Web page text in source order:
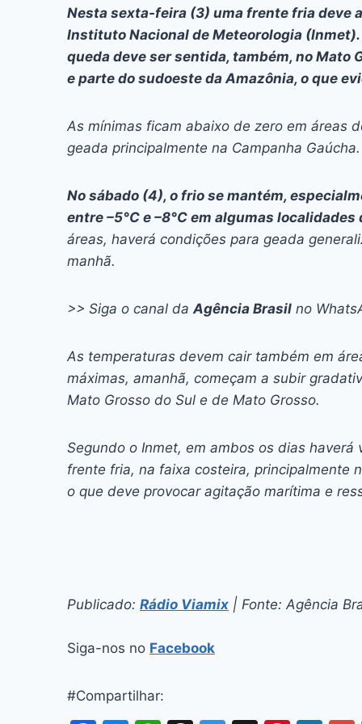
c
e
b
o
o
k
s
s
e
n
g
er
at
s
A
p
p
e
a
d
s
itt
er
er
e
st
k
e
dI
n
l
Nesta sexta-feira (3) uma frente fria deve
Instituto Nacional de Meteorologia (Inmet).
queda deve ser sentida, também, no Mato
e parte do sudoeste da Amazônia, o que
As mínimas ficam abaixo de zero em áreas
geada principalmente na Campanha Gaúcha.
No sábado (4), o frio se mantém,
entre –5°C e –8°C em algumas
áreas, haverá condições para geada
manhã.
>> Siga o canal daAgência Brasil no
As temperaturas devem cair também em
máximas, amanhã, começam a subir
Mato Grosso do Sul e de Mato Grosso.
Segundo o Inmet, em ambos os dias
frente fria, na faixa costeira, principalmente
o que deve provocar agitação marítima e
Publicado: Rádio Viamix | Fonte: Agência
Siga-nos no Facebook
#Compartilhar: